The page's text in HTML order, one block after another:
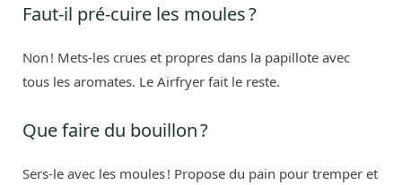
Faut-il pré-cuire les moules ?
Non ! Mets-les crues et propres dans la papillote avec
tous les aromates. Le Airfryer fait le reste.
Que faire du bouillon ?
Sers-le avec les moules ! Propose du pain pour tremper et